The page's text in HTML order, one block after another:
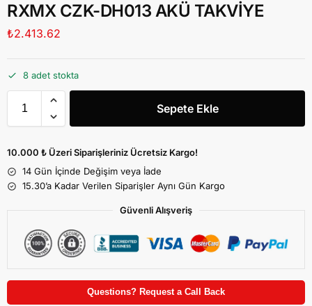
RXMX CZK-DH013 AKÜ TAKVİYE
₺2.413.62
8 adet stokta
Sepete Ekle
10.000 ₺ Üzeri Siparişleriniz Ücretsiz Kargo!
14 Gün İçinde Değişim veya İade
15.30’a Kadar Verilen Siparişler Aynı Gün Kargo
Güvenli Alışveriş
Questions? Request a Call Back